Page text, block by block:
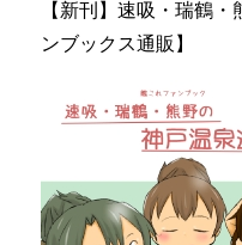
【新刊】速吸・瑞鶴
ンブックス通販】